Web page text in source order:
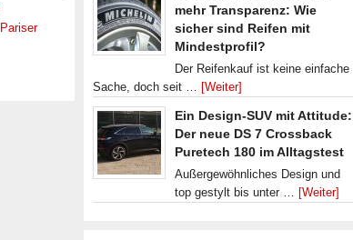
Pariser
mehr Transparenz: Wie
sicher sind Reifen mit
Mindestprofil?
Der Reifenkauf ist keine einfache
Sache, doch seit … [Weiter]
Ein Design-SUV mit Attitude:
Der neue DS 7 Crossback
Puretech 180 im Alltagstest
Außergewöhnliches Design und
top gestylt bis unter … [Weiter]